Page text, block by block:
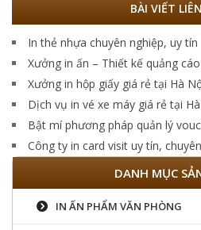
BÀI VIẾT
In thẻ nhựa chuyên nghiệp, uy tín
Xưởng in ấn – Thiết kế quảng
Xưởng in hộp giấy giá rẻ tại Hà
Dịch vụ in vé xe máy giá rẻ tại
Bật mí phương pháp quản lý
Công ty in card visit uy tín,
DANH MỤC
IN ẤN PHẨM VĂN PHÒNG